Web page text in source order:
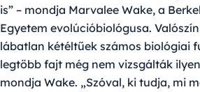
is” – mondja Marvalee Wake, a
Egyetem evolúcióbiológusa.
lábatlan kétéltűek számos biológiai
legtöbb fajt még nem vizsgálták
mondja Wake. „Szóval, ki tudja, mi